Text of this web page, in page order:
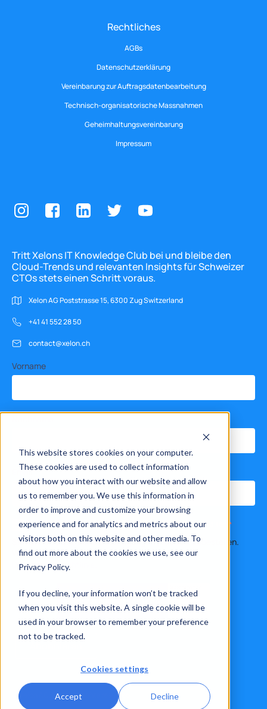
This website stores cookies on your computer.
These cookies are used to collect information
about how you interact with our website and allow
us to remember you. We use this information in
order to improve and customize your browsing
experience and for analytics and metrics about our
visitors both on this website and other media. To
find out more about the cookies we use, see our
Privacy Policy.
If you decline, your information won’t be tracked
when you visit this website. A single cookie will be
used in your browser to remember your preference
not to be tracked.
Cookies settings
Accept Decline
Rechtliches
AGBs
Datenschutzerklärung
Vereinbarung zur Auftragsdatenbearbeitung
Technisch-organisatorische Massnahmen
Geheimhaltungsvereinbarung
Impressum
Tritt Xelons IT Knowledge Club bei und bleibe den
Cloud-Trends und relevanten Insights für Schweizer
CTOs stets einen Schritt voraus.
Xelon AG Poststrasse 15, 6300 Zug Switzerland
+41 41 552 28 50
contact@xelon.ch
Vorname
Email*
Ich stimme zu, Benachrichtigungen von Xelon AG zu erhalten. *
Sie können diese Benachrichtigungen jederzeit abbestellen.
Weitere Informationen finden Sie in unserer
Datenschutzrichtlinie.
© Xelon AG, 2024. All rights reserved.